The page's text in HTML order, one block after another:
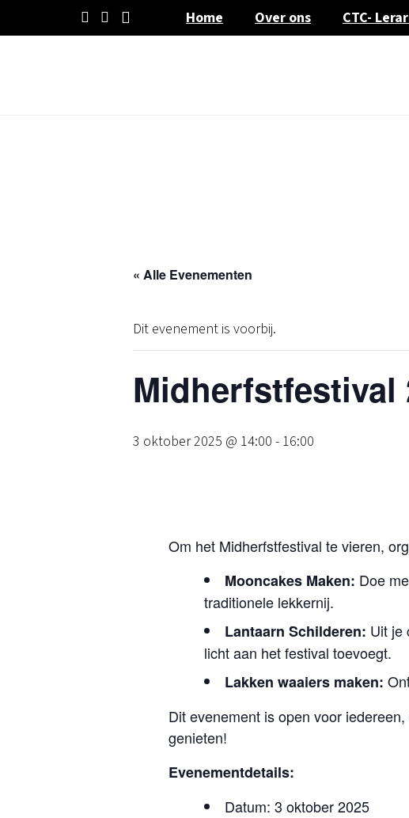
Home Over ons CTC-
« Alle Evenementen
Dit evenement is voorbij.
Midherfstfestival
3 oktober 2025 @ 14:00 - 16:00
Om het Midherfstfestival te vieren,
Mooncakes Maken: Doe
traditionele lekkernij.
Lantaarn Schilderen: Uit je
licht aan het festival toevoegt.
Lakken waaiers maken:
Dit evenement is open voor
genieten!
Evenementdetails:
Datum: 3 oktober 2025